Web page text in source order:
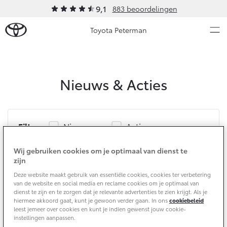
9,1 883 beoordelingen
Toyota Peterman
Ons bedrijf
Klantbeoordelingen
Contact en Route
Nieuws en Acties
Onderhoud
Service & Onderhoud
Werkplaatsafspraak
Onderhoud op Maat
APK
Contact en Route
Schade melden
Nieuws & Acties
Filter Nieuws Acties
Wij gebruiken cookies om je optimaal van dienst te
zijn
Deze website maakt gebruik van essentiële cookies, cookies ter verbetering
van de website en social media en reclame cookies om je optimaal van
dienst te zijn en te zorgen dat je relevante advertenties te zien krijgt. Als je
hiermee akkoord gaat, kunt je gewoon verder gaan. In onscookiebeleid
leest jemeer over cookies en kunt je indien gewenst jouw cookie-
instellingen aanpassen.